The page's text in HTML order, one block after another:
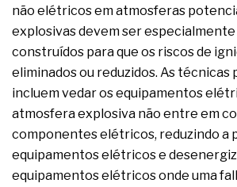
não elétricos em atmosferas
explosivas devem ser
construídos para que os riscos de
eliminados ou reduzidos. As técnicas
incluem vedar os equipamentos
atmosfera explosiva não entre em
componentes elétricos, reduzindo a
equipamentos elétricos e
equipamentos elétricos onde uma